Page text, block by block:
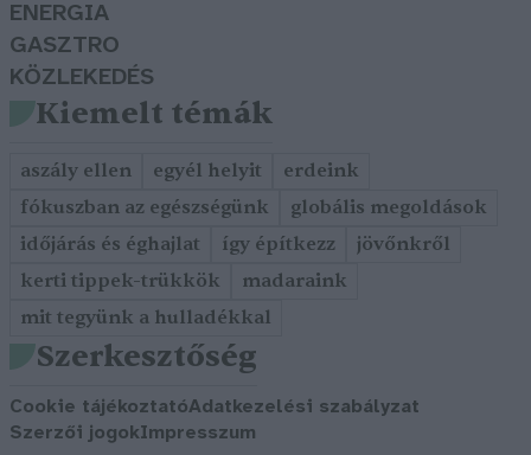
ENERGIA
GASZTRO
KÖZLEKEDÉS
Kiemelt témák
aszály ellen egyél helyit
erdeink
fókuszban az egészségünk
globális megoldások
időjárás és éghajlat
így építkezz
jövőnkről
kerti tippek-trükkök
madaraink
mit tegyünk a hulladékkal
Szerkesztőség
Cookie tájékoztatóAdatkezelési szabályzat
Szerzői jogokImpresszum